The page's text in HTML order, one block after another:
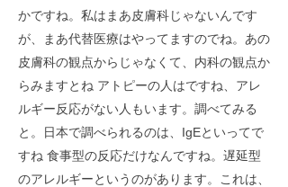
かですね。私はまあ皮膚科じゃないんです
が、まあ代替医療はやってますのでね。あの
皮膚科の観点からじゃなくて、内科の観点か
らみますとね アトピーの人はですね、アレ
ルギー反応がない人もいます。調べてみる
と。日本で調べられるのは、IgEといってで
すね 食事型の反応だけなんですね。遅延型
のアレルギーというのがあります。これは、